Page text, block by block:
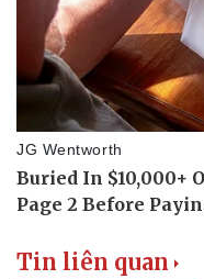
Tin liên quan